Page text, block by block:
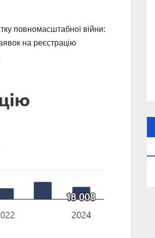
повномасштабної війни:
на реєстрацію